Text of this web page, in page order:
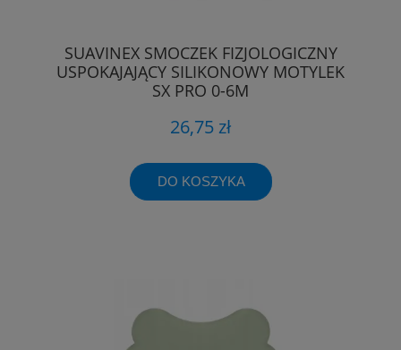
SUAVINEX SMOCZEK FIZJOLOGICZNY
USPOKAJAJĄCY SILIKONOWY MOTYLEK
SX PRO 0-6M
26,75 zł
DO KOSZYKA